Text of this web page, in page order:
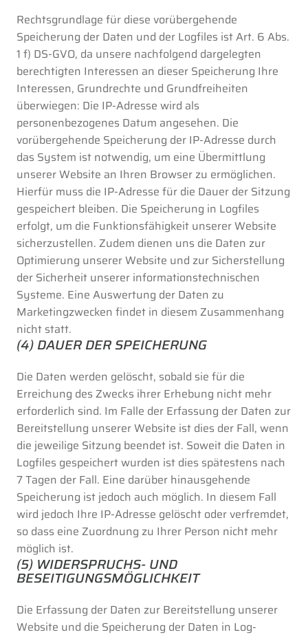
Rechtsgrundlage für diese vorübergehende
Speicherung der Daten und der Logfiles ist Art. 6 Abs.
1 f) DS-GVO, da unsere nachfolgend dargelegten
berechtigten Interessen an dieser Speicherung Ihre
Interessen, Grundrechte und Grundfreiheiten
überwiegen: Die IP-Adresse wird als
personenbezogenes Datum angesehen. Die
vorübergehende Speicherung der IP-Adresse durch
das System ist notwendig, um eine Übermittlung
unserer Website an Ihren Browser zu ermöglichen.
Hierfür muss die IP-Adresse für die Dauer der Sitzung
gespeichert bleiben. Die Speicherung in Logfiles
erfolgt, um die Funktionsfähigkeit unserer Website
sicherzustellen. Zudem dienen uns die Daten zur
Optimierung unserer Website und zur Sicherstellung
der Sicherheit unserer informationstechnischen
Systeme. Eine Auswertung der Daten zu
Marketingzwecken findet in diesem Zusammenhang
nicht statt.
(4) DAUER DER SPEICHERUNG
Die Daten werden gelöscht, sobald sie für die
Erreichung des Zwecks ihrer Erhebung nicht mehr
erforderlich sind. Im Falle der Erfassung der Daten zur
Bereitstellung unserer Website ist dies der Fall, wenn
die jeweilige Sitzung beendet ist. Soweit die Daten in
Logfiles gespeichert wurden ist dies spätestens nach
7 Tagen der Fall. Eine darüber hinausgehende
Speicherung ist jedoch auch möglich. In diesem Fall
wird jedoch Ihre IP-Adresse gelöscht oder verfremdet,
so dass eine Zuordnung zu Ihrer Person nicht mehr
möglich ist.
(5) WIDERSPRUCHS- UND
BESEITIGUNGSMÖGLICHKEIT
Die Erfassung der Daten zur Bereitstellung unserer
Website und die Speicherung der Daten in Log-